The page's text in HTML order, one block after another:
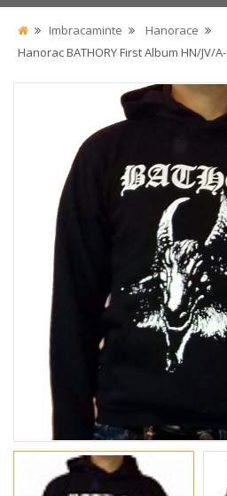
Imbracaminte
Hanorace
Hanorac BATHORY First Album HN/JV/A-